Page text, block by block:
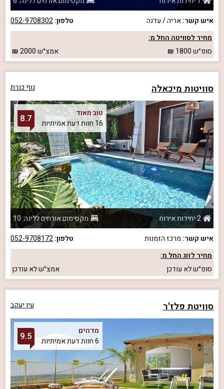
איש קשר:אריה / עדנה טלפון:052-9708302
מחיר לסוויטה החל מ:
סופ״ש1800 אמצ״ש2000
סוויטות מיכאלה נוף כנרת
טוב מאוד
16 חוות דעת אמיתיות
8.7
2 יחידות אירוח
מקסימום אורחים ללינה: 10
איש קשר: מרכז הזמנות טלפון:052-9708172
מחיר לזוג החל מ:
סופ״שלא עודכן אמצ״שלא עודכן
סוויטת פלז'ר עין יעקב
מדהים
6 חוות דעת אמיתיות
9.5